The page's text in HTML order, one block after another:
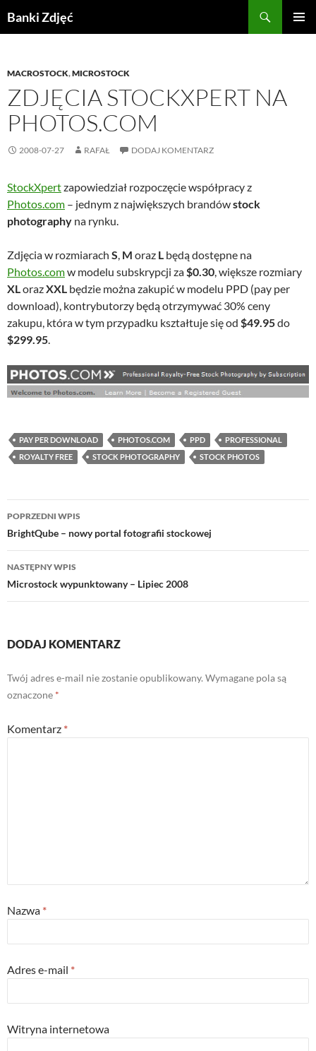
doBanki Zdjęć
MACROSTOCK,MICROSTOCK
ZDJĘCIA STOCKXPERT NA
PHOTOS.COM
2008-07-27 RAFAŁ DODAJ KOMENTARZ
StockXpertzapowiedział rozpoczęcie współpracy z
Photos.com – jednym z największych brandówstock
photography na rynku.
Zdjęcia w rozmiarach S, M oraz L będą dostępne na
Photos.comw modelu subskrypcji za$0.30, większe rozmiary
XLorazXXL będzie można zakupić w modelu PPD (pay per
download), kontrybutorzy będą otrzymywać 30% ceny
zakupu, która w tym przypadku kształtuje się od $49.95do
$299.95.
PAY PER DOWNLOAD PHOTOS.COM PPD
PROFESSIONAL
ROYALTY FREE
STOCK PHOTOGRAPHY STOCK PHOTOS
Nawigacja
wpisu
POPRZEDNI WPIS
BrightQube – nowy portal fotografii stockowej
NASTĘPNY WPIS
Microstock wypunktowany – Lipiec 2008
DODAJ KOMENTARZ
Twój adres e-mail nie zostanie opublikowany. Wymagane pola są
oznaczone *
Komentarz *
Nazwa *
Adres e-mail *
Witryna internetowa